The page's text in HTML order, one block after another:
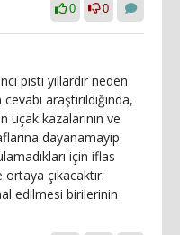
0 0
pisti yıllardır neden
araştırıldığında,
uçak kazalarının ve
dayanamayıp
için iflas
çıkacaktır.
edilmesi birilerinin